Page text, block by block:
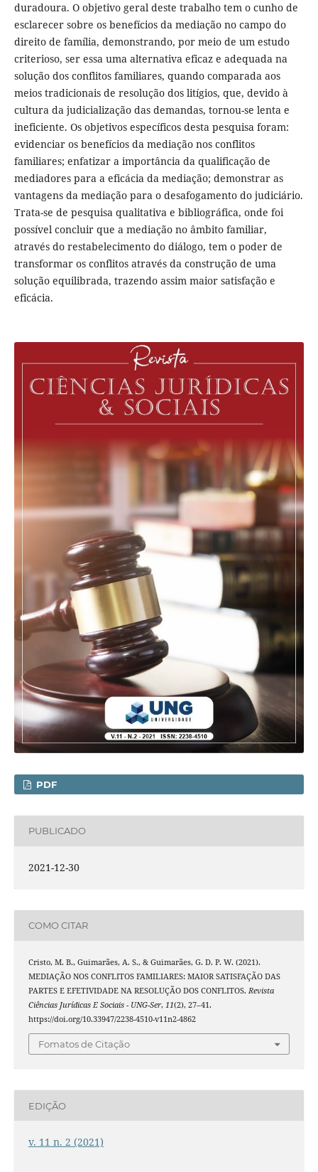
duradoura. O objetivo geral deste trabalho tem o cunho de
esclarecer sobre os benefícios da mediação no campo do
direito de família, demonstrando, por meio de um estudo
criterioso, ser essa uma alternativa eficaz e adequada na
solução dos conflitos familiares, quando comparada aos
meios tradicionais de resolução dos litígios, que, devido à
cultura da judicialização das demandas, tornou-se lenta e
ineficiente. Os objetivos específicos desta pesquisa foram:
evidenciar os benefícios da mediação nos conflitos
familiares; enfatizar a importância da qualificação de
mediadores para a eficácia da mediação; demonstrar as
vantagens da mediação para o desafogamento do judiciário.
Trata-se de pesquisa qualitativa e bibliográfica, onde foi
possível concluir que a mediação no âmbito familiar,
através do restabelecimento do diálogo, tem o poder de
transformar os conflitos através da construção de uma
solução equilibrada, trazendo assim maior satisfação e
eficácia.
PDF
PUBLICADO
2021-12-30
COMO CITAR
Cristo, M. B., Guimarães, A. S., & Guimarães, G. D. P. W. (2021).
MEDIAÇÃO NOS CONFLITOS FAMILIARES: MAIOR SATISFAÇÃO DAS
PARTES E EFETIVIDADE NA RESOLUÇÃO DOS CONFLITOS. Revista
Ciências Jurídicas E Sociais - UNG-Ser, 11(2), 27–41.
https://doi.org/10.33947/2238-4510-v11n2-4862
Fomatos de Citação
EDIÇÃO
v. 11 n. 2 (2021)